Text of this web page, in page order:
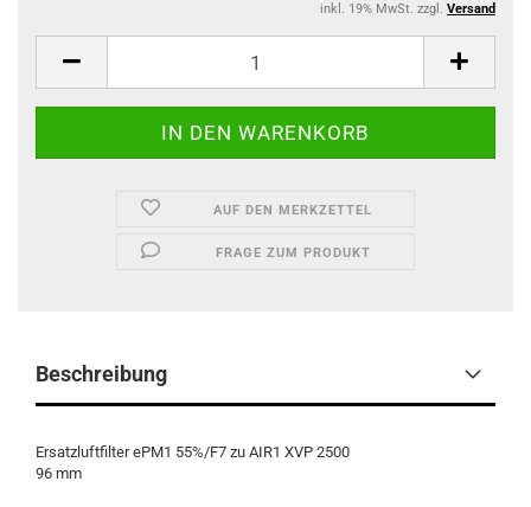
inkl. 19% MwSt. zzgl. Versand
AUF DEN MERKZETTEL
FRAGE ZUM PRODUKT
Beschreibung
Ersatzluftfilter ePM1 55%/F7 zu AIR1 XVP 2500
96 mm